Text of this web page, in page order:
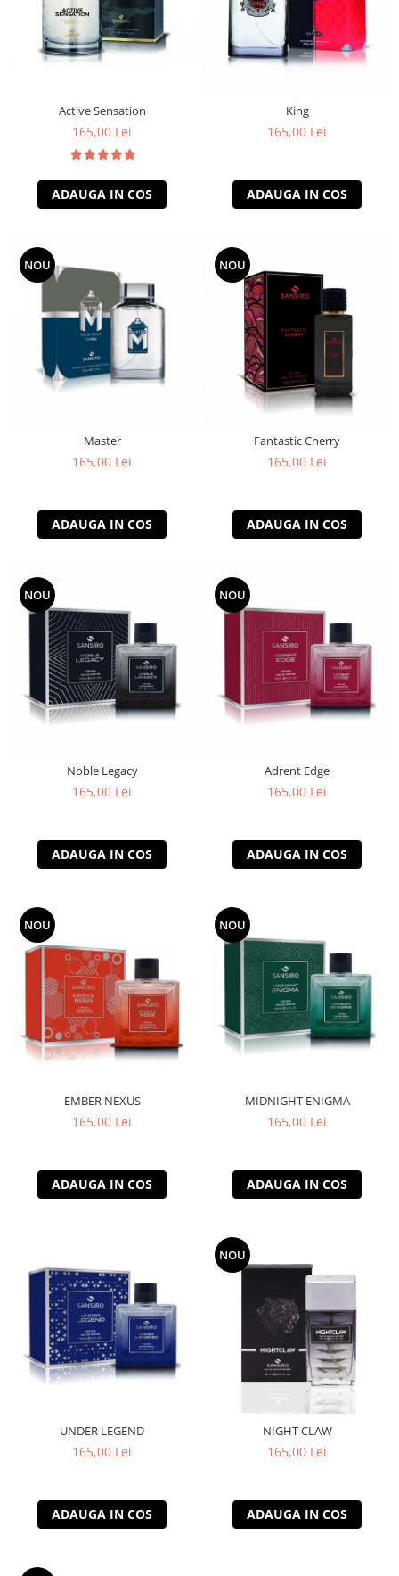
Active Sensation
165,00 Lei
ADAUGA IN COS
King
165,00 Lei
ADAUGA IN COS
NOU
Master
165,00 Lei
ADAUGA IN COS
NOU
Fantastic Cherry
165,00 Lei
ADAUGA IN COS
NOU
Noble Legacy
165,00 Lei
ADAUGA IN COS
NOU
Adrent Edge
165,00 Lei
ADAUGA IN COS
NOU
EMBER NEXUS
165,00 Lei
ADAUGA IN COS
NOU
MIDNIGHT ENIGMA
165,00 Lei
ADAUGA IN COS
UNDER LEGEND
165,00 Lei
ADAUGA IN COS
NOU
NIGHT CLAW
165,00 Lei
ADAUGA IN COS